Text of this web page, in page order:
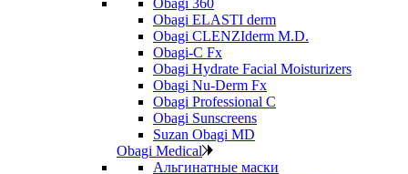
Obagi ELASTI derm
Obagi CLENZIderm M.D.
Obagi-C Fx
Obagi Hydrate Facial Moisturizers
Obagi Nu-Derm Fx
Obagi Professional C
Obagi Sunscreens
Suzan Obagi MD
Obagi Medical
Альгинатные маски